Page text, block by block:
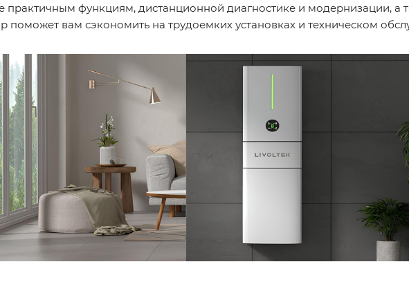
практичным функциям, дистанционной диагностике и модернизации, а
поможет вам сэкономить на трудоемких установках и техническом